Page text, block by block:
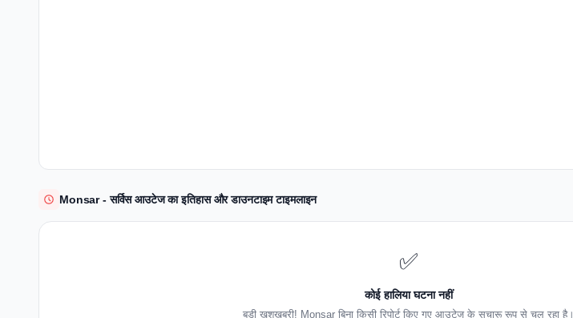
Monsar - सर्विस आउटेज का इतिहास और डाउनटाइम टाइमलाइन
✅
कोई हालिया घटना नहीं
बड़ी खुशखबरी! Monsar बिना किसी रिपोर्ट किए गए आउटेज के सुचारू रूप से चल रहा है।